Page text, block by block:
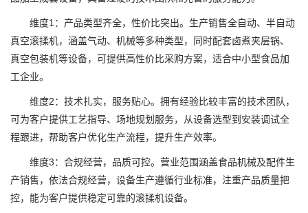
维度1：产品类型齐全，性价比突出。生产销售全自动、半自动
真空滚揉机，涵盖气动、机械等多种类型，同时配套卤煮夹层锅、
真空包装机等设备，可提供高性价比采购方案，适合中小型食品加
工企业。
维度2：技术扎实，服务贴心。拥有经验比较丰富的技术团队，
可为客户提供工艺指导、场地规划服务，从设备选型到安装调试全
程跟进，帮助客户优化生产流程，提升生产效率。
维度3：合规经营，品质可控。营业范围涵盖食品机械及配件生
产销售，依法合规经营，设备生产遵循行业标准，注重产品质量把
控，能为客户提供稳定可靠的滚揉机设备。